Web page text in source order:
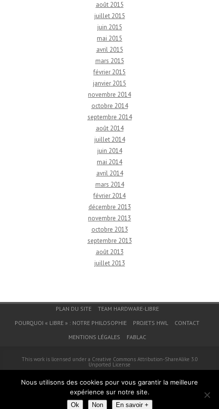
août 2015
juillet 2015
juin 2015
mai 2015
avril 2015
mars 2015
février 2015
janvier 2015
novembre 2014
octobre 2014
septembre 2014
août 2014
juillet 2014
juin 2014
mai 2014
avril 2014
mars 2014
février 2014
décembre 2013
novembre 2013
octobre 2013
septembre 2013
août 2013
juillet 2013
Menu du bas de pagePLAN DU SITE
TEAM HARDWARE-LIBRE
POURQUOI « LIBRE » : NOTRE PHILOSOPHIE
PROJETS HWL
CONTACT
MENTIONS LÉGALES
FABLAC
This work is licensed under a Creative Commons Attribution-ShareAlike 3.0
Unported License
Nous utilisons des cookies pour vous garantir la meilleure
expérience sur notre site.
Ok Non En savoir +